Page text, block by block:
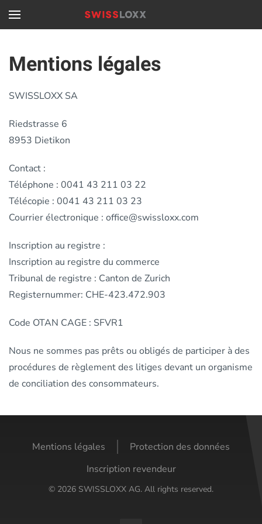
Passer au contenu principal
Mentions légales
SWISSLOXX SA
Riedstrasse 6
8953 Dietikon
Contact :
Téléphone : 0041 43 211 03 22
Télécopie : 0041 43 211 03 23
Courrier électronique : office@swissloxx.com
Inscription au registre :
Inscription au registre du commerce
Tribunal de registre : Canton de Zurich
Registernummer: CHE-423.472.903
Code OTAN CAGE : SFVR1
Nous ne sommes pas prêts ou obligés de participer à des
procédures de règlement des litiges devant un organisme
de conciliation des consommateurs.
Mentions légales
Protection des données
Inscription revendeur
© 2026 SWISSLOXX AG. All rights reserved.